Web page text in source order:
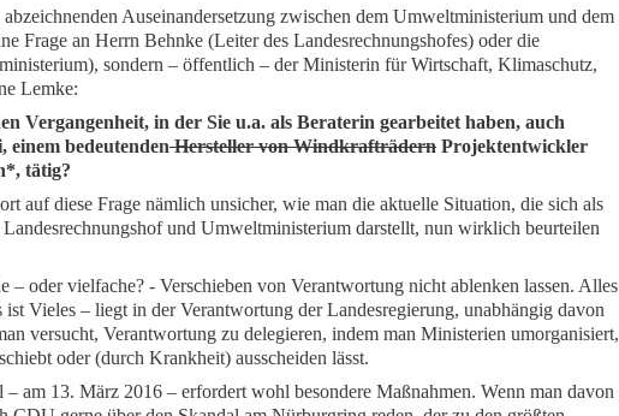
Auseinandersetzung zwischen dem Umweltministerium und dem
Frage an Herrn Behnke (Leiter des Landesrechnungshofes) oder die
sondern – öffentlich – der Ministerin für Wirtschaft, Klimaschutz,
Lemke:
Vergangenheit, in der Sie u.a. als Beraterin gearbeitet haben, auch
bedeutendenHersteller von Windkrafträdern Projektentwickler
tätig?
auf diese Frage nämlich unsicher, wie man die aktuelle Situation, die sich als
und Umweltministerium darstellt, nun wirklich beurteilen
– oder vielfache? - Verschieben von Verantwortung nicht ablenken lassen. Alles
Vieles – liegt in der Verantwortung der Landesregierung, unabhängig davon
versucht, Verantwortung zu delegieren, indem man Ministerien umorganisiert,
oder (durch Krankheit) ausscheiden lässt.
am 13. März 2016 – erfordert wohl besondere Maßnahmen. Wenn man davon